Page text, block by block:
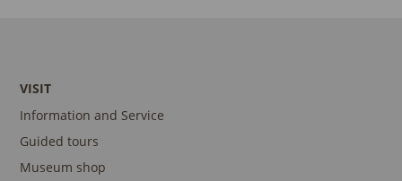
VISIT
Information and Service
Guided tours
Museum shop